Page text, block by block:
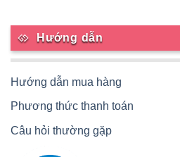
Hướng dẫn
Hướng dẫn mua hàng
Phương thức thanh toán
Câu hỏi thường gặp